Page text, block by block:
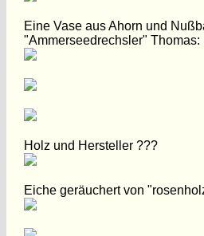
Eine Vase aus Ahorn und
"Ammerseedrechsler" Thomas:
Holz und Hersteller ???
Eiche geräuchert von